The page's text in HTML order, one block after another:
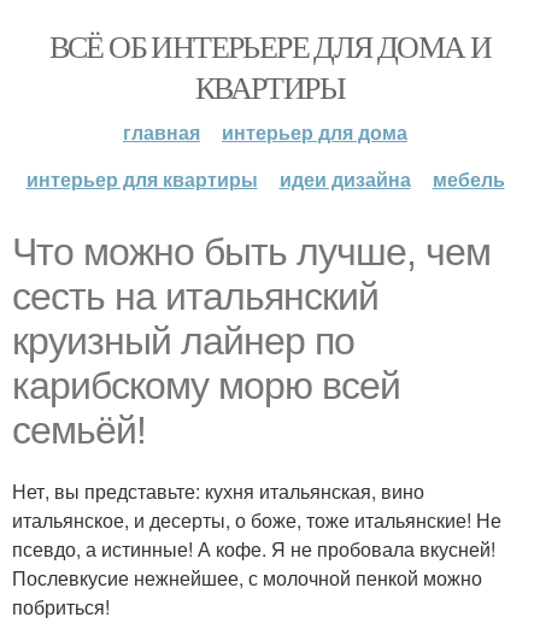
ВСЁ ОБ ИНТЕРЬЕРЕ ДЛЯ ДОМА И
КВАРТИРЫ
главная
интерьер для дома
интерьер для квартиры
идеи дизайна мебель
Что можно быть лучше, чем
сесть на итальянский
круизный лайнер по
карибскому морю всей
семьёй!
Нет, вы представьте: кухня итальянская, вино
итальянское, и десерты, о боже, тоже итальянские! Не
псевдо, а истинные! А кофе. Я не пробовала вкусней!
Послевкусие нежнейшее, с молочной пенкой можно
побриться!